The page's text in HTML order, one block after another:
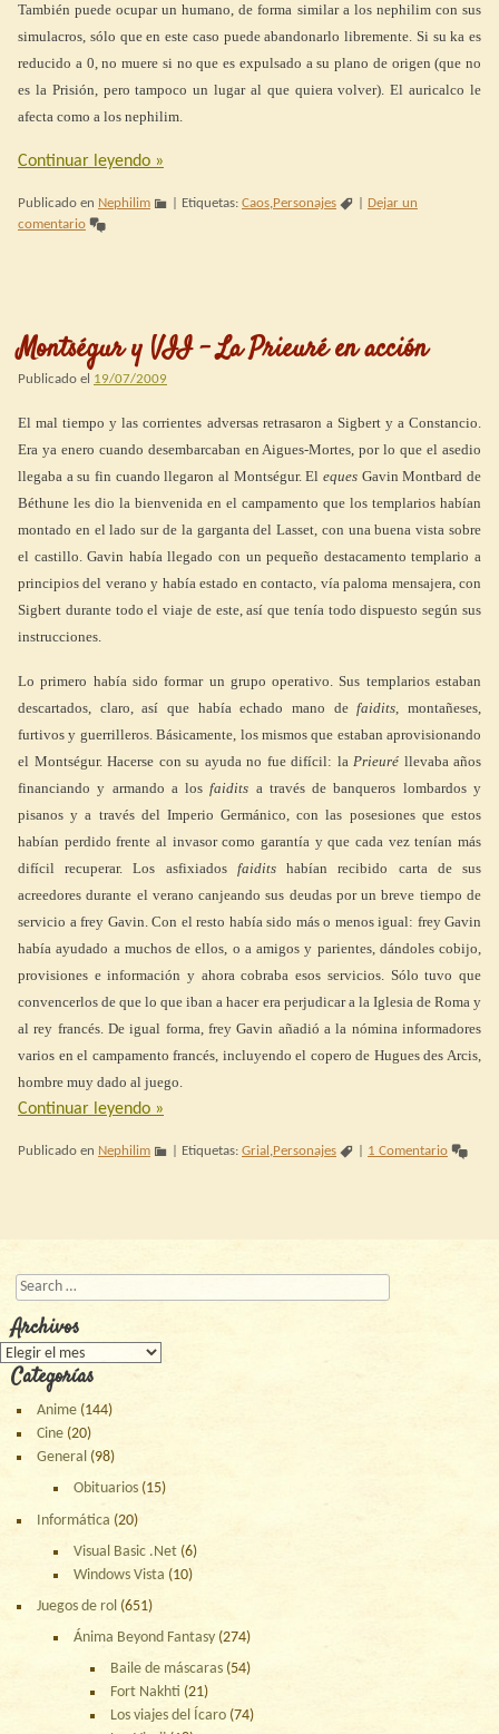
También puede ocupar un humano, de forma similar a los nephilim con sus
simulacros, sólo que en este caso puede abandonarlo libremente. Si su ka es
reducido a 0, no muere si no que es expulsado a su plano de origen (que no
es la Prisión, pero tampoco un lugar al que quiera volver). El auricalco le
afecta como a los nephilim.
Continuar leyendo »
Publicado en Nephilim Etiquetas: Caos,Personajes
Dejar un
comentario
Montségur y VII – La Prieuré en acción
Publicado el 19/07/2009
El mal tiempo y las corrientes adversas retrasaron a Sigbert y a Constancio.
Era ya enero cuando desembarcaban en Aigues-Mortes, por lo que el asedio
llegaba a su fin cuando llegaron al Montségur. El eques Gavin Montbard de
Béthune les dio la bienvenida en el campamento que los templarios habían
montado en el lado sur de la garganta del Lasset, con una buena vista sobre
el castillo. Gavin había llegado con un pequeño destacamento templario a
principios del verano y había estado en contacto, vía paloma mensajera, con
Sigbert durante todo el viaje de este, así que tenía todo dispuesto según sus
instrucciones.
Lo primero había sido formar un grupo operativo. Sus templarios estaban
descartados, claro, así que había echado mano defaidits, montañeses,
furtivos y guerrilleros. Básicamente, los mismos que estaban aprovisionando
el Montségur. Hacerse con su ayuda no fue difícil: la Prieuré llevaba años
financiando y armando a losfaidits a través de banqueros lombardos y
pisanos y a través del Imperio Germánico, con las posesiones que estos
habían perdido frente al invasor como garantía y que cada vez tenían más
difícil recuperar. Los asfixiados faiditshabían recibido carta de sus
acreedores durante el verano canjeando sus deudas por un breve tiempo de
servicio a frey Gavin. Con el resto había sido más o menos igual: frey Gavin
había ayudado a muchos de ellos, o a amigos y parientes, dándoles cobijo,
provisiones e información y ahora cobraba esos servicios. Sólo tuvo que
convencerlos de que lo que iban a hacer era perjudicar a la Iglesia de Roma y
al rey francés. De igual forma, frey Gavin añadió a la nómina informadores
varios en el campamento francés, incluyendo el copero de Hugues des Arcis,
hombre muy dado al juego.
Continuar leyendo »
Publicado en Nephilim Etiquetas: Grial ,Personajes 1 Comentario
Post navigation
Buscar
Archivos
Archivos
Categorías
Anime (144)
Cine (20)
General (98)
Obituarios (15)
Informática (20)
Visual Basic .Net (6)
Windows Vista (10)
Juegos de rol (651)
Ánima Beyond Fantasy (274)
Baile de máscaras (54)
Fort Nakhti (21)
Los viajes del Ícaro (74)